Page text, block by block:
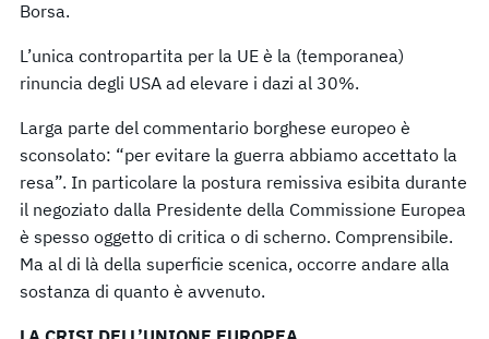
Borsa.
L’unica contropartita per la UE è la (temporanea)
rinuncia degli USA ad elevare i dazi al 30%.
Larga parte del commentario borghese europeo è
sconsolato: “per evitare la guerra abbiamo accettato la
resa”. In particolare la postura remissiva esibita durante
il negoziato dalla Presidente della Commissione Europea
è spesso oggetto di critica o di scherno. Comprensibile.
Ma al di là della superficie scenica, occorre andare alla
sostanza di quanto è avvenuto.